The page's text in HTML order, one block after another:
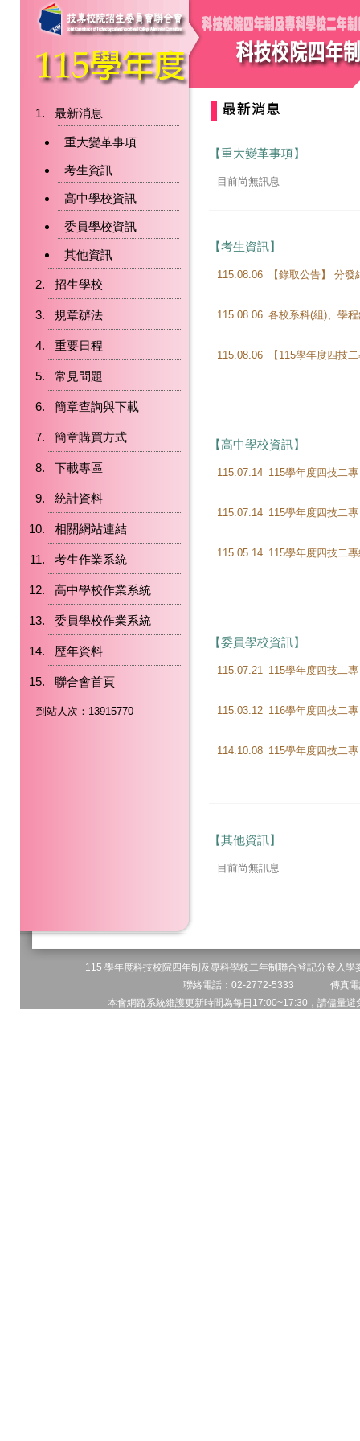
最新消息
重大變革事項
考生資訊
高中學校資訊
委員學校資訊
其他資訊
招生學校
規章辦法
重要日程
常見問題
簡章查詢與下載
簡章購買方式
下載專區
統計資料
相關網站連結
考生作業系統
高中學校作業系統
委員學校作業系統
歷年資料
聯合會首頁
到站人次：13915770
【重大變革事項】
目前尚無訊息
【考生資訊】
115.08.06
115.08.06
115.08.06
【高中學校資訊】
115.07.14
115.07.14
115.05.14
【委員學校資訊】
115.07.21
115.03.12
114.10.08
【其他資訊】
目前尚無訊息
115 學年度科技校院四年制及專科學校二年制聯合登記分發
聯絡電話：02-2772-5333 傳真
本會網路系統維護更新時間為每日17:00~17:30，請儘量